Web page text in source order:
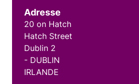
Adresse
20 on Hatch
Hatch Street
Dublin 2
- DUBLIN
IRLANDE